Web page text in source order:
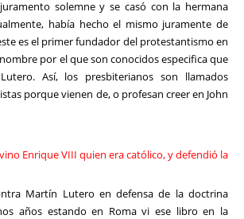
solemne y se casó con la hermana
había hecho el mismo juramente de
es el primer fundador del protestantismo en
por el que son conocidos especifica que
Así, los presbiterianos son llamados
porque vienen de, o profesan creer en John
Enrique VIII quien era católico, y defendió la
Martín Lutero en defensa de la doctrina
años estando en Roma vi ese libro en la